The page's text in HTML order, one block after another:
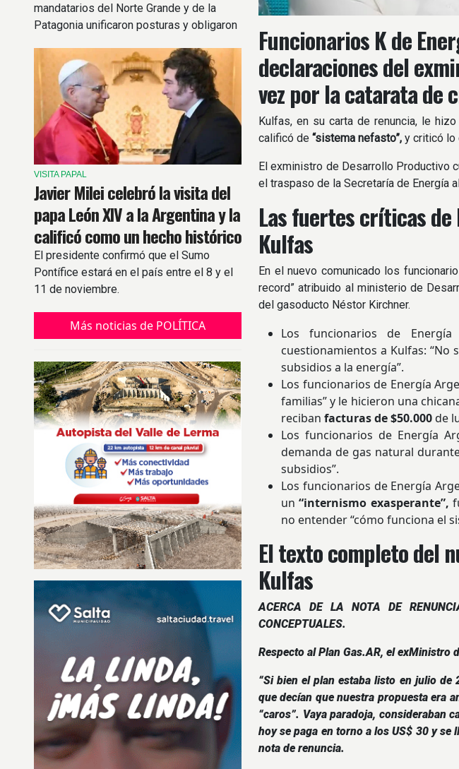
mandatarios del Norte Grande y de la
Patagonia unificaron posturas y obligaron
apartado sobre extranjerización de tierras.
VISITA PAPAL
Javier Milei celebró la visita del
papa León XIV a la Argentina y la
calificó como un hecho histórico
El presidente confirmó que el Sumo
Pontífice estará en el país entre el 8 y el
11 de noviembre.
Más noticias de POLÍTICA
Funcionarios K de
declaraciones del
vez por la catarata de
Kulfas, en su carta de renuncia, le
calificó de “sistema nefasto”, y criticó lo
El exministro de Desarrollo Productivo
el traspaso de la Secretaría de Energía
Las fuertes críticas
Kulfas
En el nuevo comunicado los
record” atribuido al ministerio de
del gasoducto Néstor Kirchner.
Los funcionarios de
cuestionamientos a Kulfas: “No
subsidios a la energía”.
Los funcionarios de Energía
familias” y le hicieron una
reciban facturas de $50.000de
Los funcionarios de Energía
demanda de gas natural
subsidios”.
Los funcionarios de Energía
un“internismo exasperante”,
no entender “cómo funciona el
El texto completo del
Kulfas
ACERCA DE LA NOTA DE
CONCEPTUALES.
Respecto al Plan Gas.AR, el exMinistro
“Si bien el plan estaba listo en julio de
que decían que nuestra propuesta era
“caros”. Vaya paradoja, consideraban
hoy se paga en torno a los US$ 30 y se
nota de renuncia.